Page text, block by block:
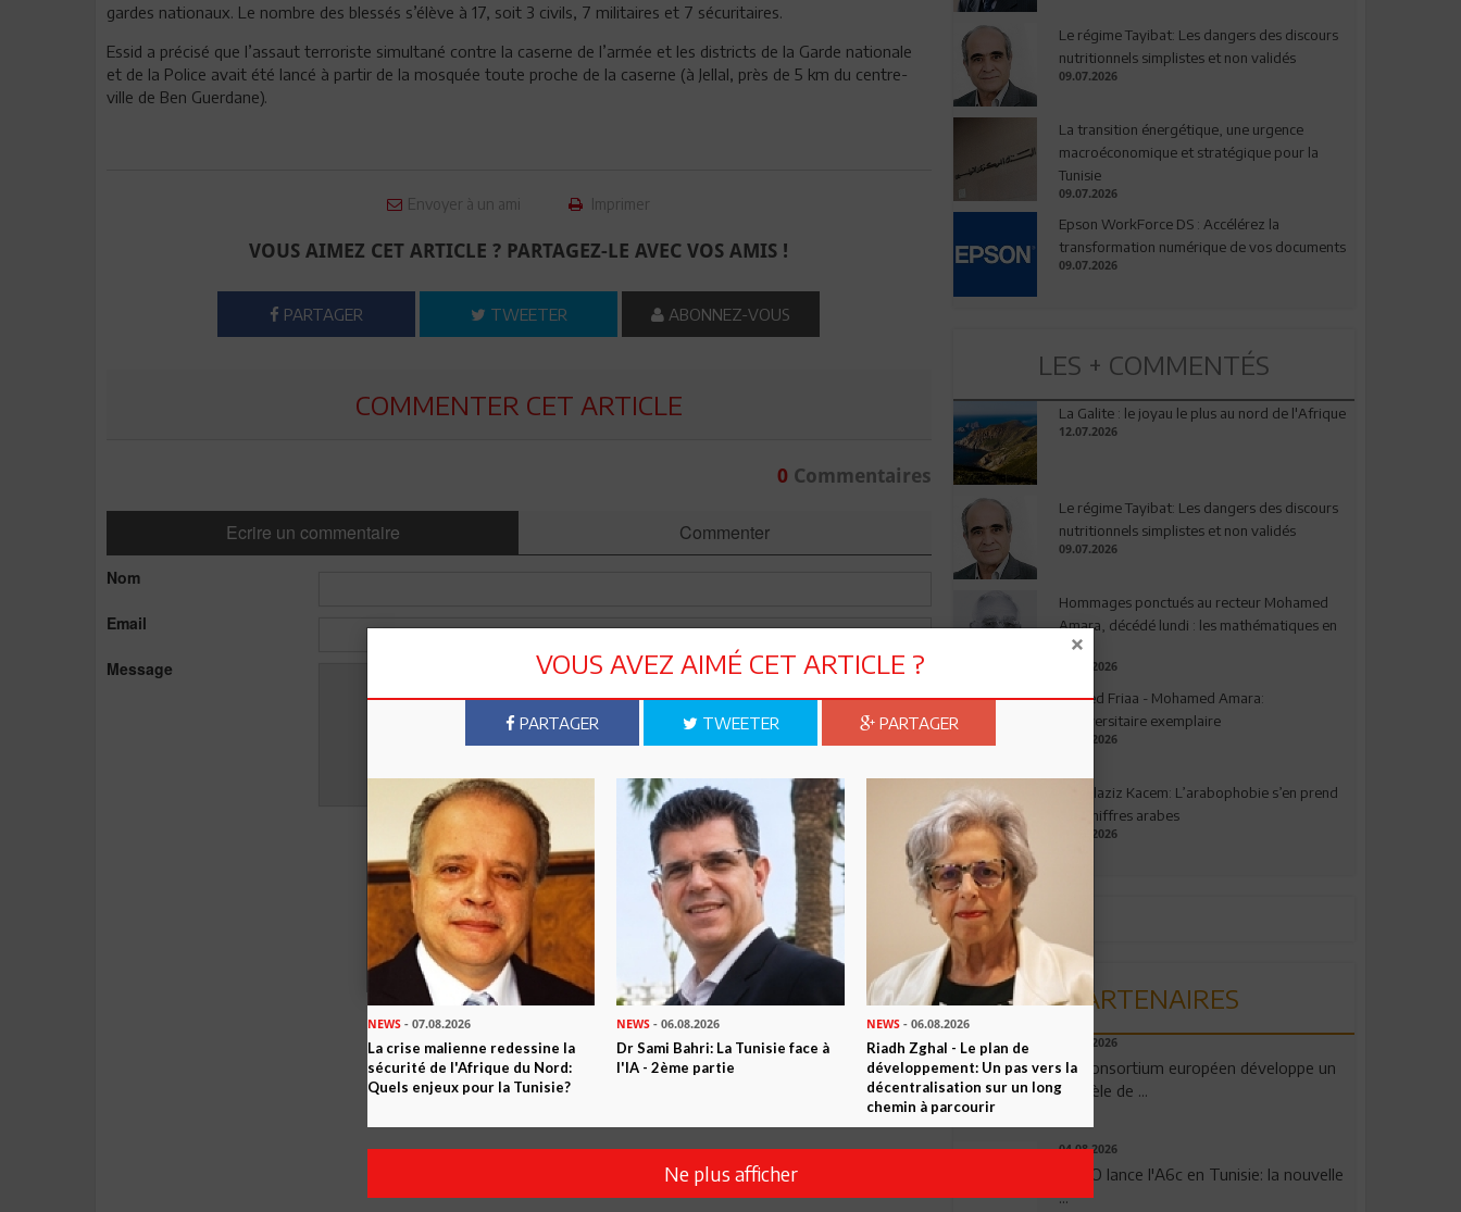
gardes nationaux. Le nombre des blessés s’élève à 17, soit 3 civils, 7 militaires et 7 sécuritaires.
Essid a précisé que l’assaut terroriste simultané contre la caserne de l’armée et les districts de la Garde nationale
et de la Police avait été lancé à partir de la mosquée toute proche de la caserne (à Jellal, près de 5 km du centre-
ville de Ben Guerdane).
Envoyer à un ami Imprimer
VOUS AIMEZ CET ARTICLE ? PARTAGEZ-LE AVEC VOS AMIS !
PARTAGER TWEETER ABONNEZ-VOUS
COMMENTER CET ARTICLE
0Commentaires
Ecrire un commentaire Commenter
Nom
Email
Message
Envoyer
Le régime Tayibat: Les dangers des discours
nutritionnels simplistes et non validés
09.07.2026
La transition énergétique, une urgence
macroéconomique et stratégique pour la
Tunisie
09.07.2026
Epson WorkForce DS : Accélérez la
transformation numérique de vos documents
09.07.2026
LES + COMMENTÉS
La Galite : le joyau le plus au nord de l'Afrique
12.07.2026
Le régime Tayibat: Les dangers des discours
nutritionnels simplistes et non validés
09.07.2026
Hommages ponctués au recteur Mohamed
Amara, décédé lundi : les mathématiques en
deuil
03.08.2026
Ahmed Friaa - Mohamed Amara:
l’Universitaire exemplaire
04.08.2026
Abdelaziz Kacem: L’arabophobie s’en prend
aux chiffres arabes
09.07.2026
PARTENAIRES
06.08.2026
Un consortium européen développe un
modèle de ...
04.08.2026
OPPO lance l'A6c en Tunisie: la nouvelle
...
VOUS AVEZ AIMÉ CET ARTICLE ?
PARTAGER TWEETER PARTAGER
NEWS - 07.08.2026
La crise malienne redessine la
sécurité de l'Afrique du Nord:
Quels enjeux pour la Tunisie?
NEWS - 06.08.2026
Dr Sami Bahri: La Tunisie face à
l'IA - 2ème partie
NEWS- 06.08.2026
Riadh Zghal - Le plan de
développement: Un pas vers la
décentralisation sur un long
chemin à parcourir
Ne plus afficher